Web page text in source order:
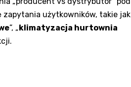
zapytania użytkowników, takie jak
”, „klimatyzacja hurtownia